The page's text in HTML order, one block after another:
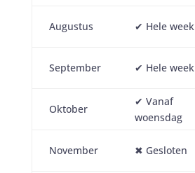
Augustus ✔︎ Hele week
September ✔︎ Hele week
Oktober
✔︎ Vanaf
woensdag
November ✖︎ Gesloten